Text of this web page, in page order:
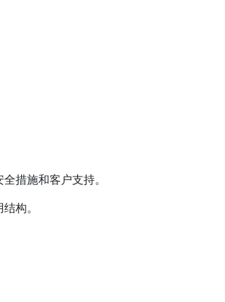
措施和客户支持。
构。